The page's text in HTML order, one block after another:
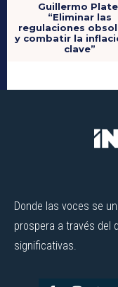
Guillermo
“Eliminar las
regulaciones
y combatir la
clave”
Donde las voces se
prospera a través del
significativas.